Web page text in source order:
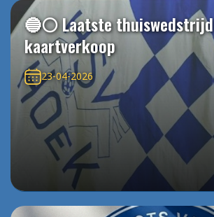
🔵⚪️ Laatste thuiswedstrijd
kaartverkoop
23-04-2026